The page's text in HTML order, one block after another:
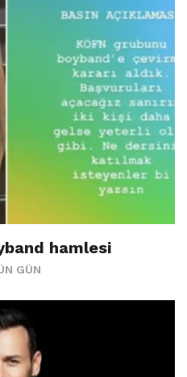
hamlesi
GÜN